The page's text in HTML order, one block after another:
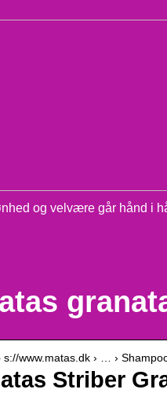
og velvære går hånd i
s://www.matas.dk › … ›
Striber